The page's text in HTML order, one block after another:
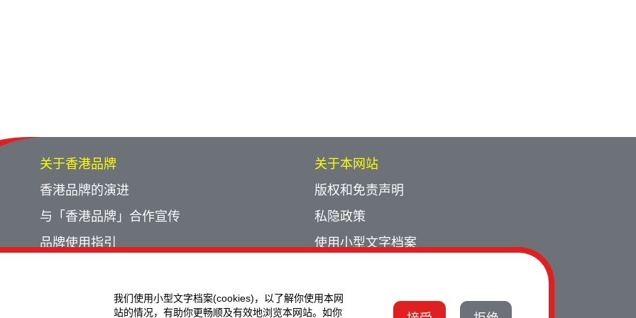
我们使用小型文字档案(cookies)，以了解你使用本网
站的情况，有助你更畅顺及有效地浏览本网站。如你
关于香港品牌
香港品牌的演进
与「香港品牌」合作宣传
品牌使用指引
关于本网站
版权和免责声明
私隐政策
使用小型文字档案
联络我们